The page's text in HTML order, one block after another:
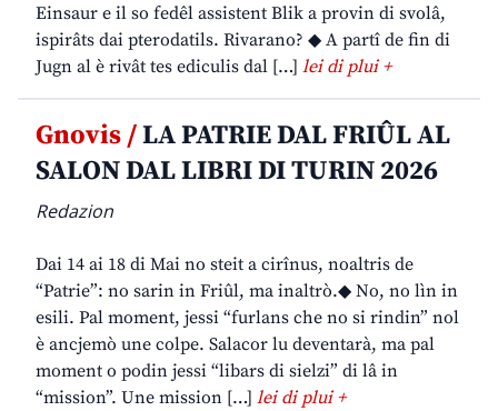
Einsaur e il so fedêl assistent Blik a provin di svolâ,
ispirâts dai pterodatils. Rivarano? ◆ A partî de fin di
Jugn al è rivât tes ediculis dal […] lei di plui +
Gnovis /LA PATRIE DAL FRIÛL AL
SALON DAL LIBRI DI TURIN 2026
Redazion
Dai 14 ai 18 di Mai no steit a cirînus, noaltris de
“Patrie”: no sarin in Friûl, ma inaltrò.◆ No, no lìn in
esili. Pal moment, jessi “furlans che no si rindin” nol
è ancjemò une colpe. Salacor lu deventarà, ma pal
moment o podin jessi “libars di sielzi” di lâ in
“mission”. Une mission […] lei di plui +